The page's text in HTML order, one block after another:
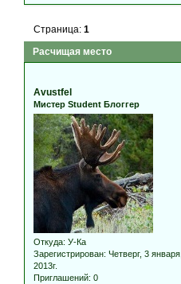
Расчищая место
Страница:1
Avustfel
Мистер Student Блоггер
Откуда: У-Ка
Зарегистрирован: Четверг, 3 января,
2013г.
Приглашений: 0